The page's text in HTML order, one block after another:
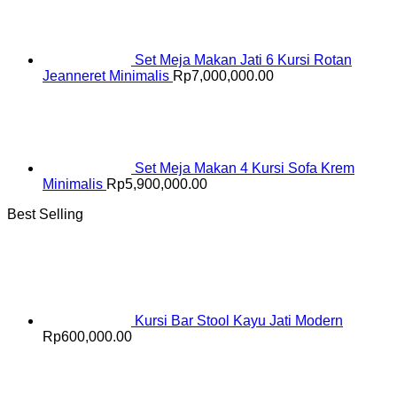
Set Meja Makan Jati 6 Kursi Rotan
Jeanneret Minimalis Rp7,000,000.00
Set Meja Makan 4 Kursi Sofa Krem
Minimalis Rp5,900,000.00
Best Selling
Kursi Bar Stool Kayu Jati Modern
Rp600,000.00